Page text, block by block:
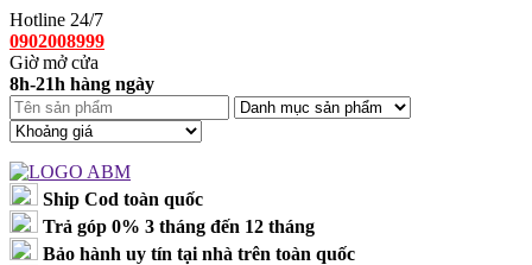
Hotline 24/7
0902008999
Giờ mở cửa
8h-21h hàng ngày
Ship Cod toàn quốc
Trả góp 0% 3 tháng đến 12 tháng
Bảo hành uy tín tại nhà trên toàn quốc